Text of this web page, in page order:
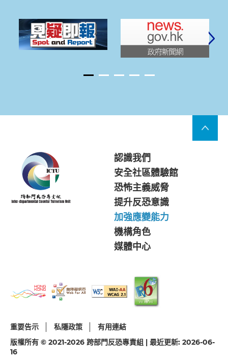
認識我們
安全社區體驗館
恐怖主義威脅
提升反恐意識
加強應變能力
機構角色
媒體中心
重要告示 私隱政策
有用連結
版權所有 © 2021-2026 跨部門反恐專責組 | 最近更新: 2026-06-
16